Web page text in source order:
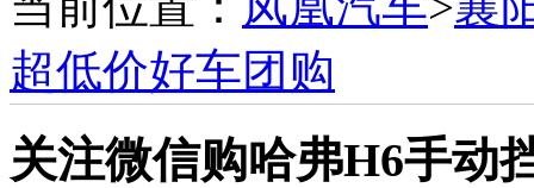
超低价好车团购
关注微信购哈弗H6手动